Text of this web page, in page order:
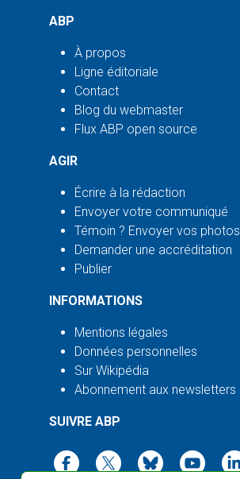
ABP
À propos
Ligne éditoriale
Contact
Blog du webmaster
Flux ABP open source
AGIR
Écrire à la rédaction
Envoyer votre communiqué
Témoin ? Envoyer vos photos
Demander une accréditation
Publier
INFORMATIONS
Mentions légales
Données personnelles
Sur Wikipédia
Abonnement aux newsletters
SUIVRE ABP